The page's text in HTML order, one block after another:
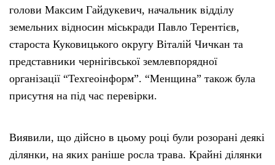
голови Максим Гайдукевич, начальник відділу
земельних відносин міськради Павло Терентієв,
староста Куковицького округу Віталій Чичкан та
представники чернігівської землевпорядної
організації “Техгеоінформ”. “Менщина” також була
присутня на під час перевірки.
Виявили, що дійсно в цьому році були розорані деякі
ділянки, на яких раніше росла трава. Крайні ділянки